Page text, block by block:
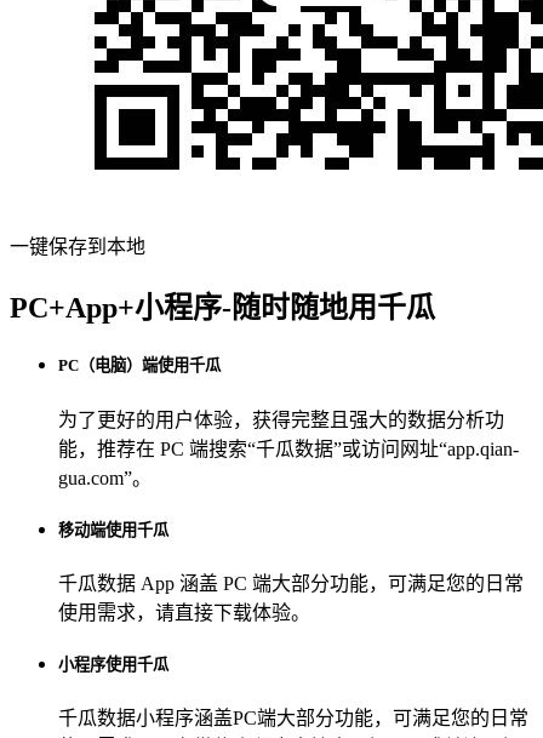
一键保存到本地
PC+App+小程序-随时随地用千瓜
PC（电脑）端使用千瓜
为了更好的用户体验，获得完整且强大的数据分析功
能，推荐在 PC 端搜索“千瓜数据”或访问网址“app.qian-
gua.com”。
移动端使用千瓜
千瓜数据 App 涵盖 PC 端大部分功能，可满足您的日常
使用需求，请直接下载体验。
小程序使用千瓜
千瓜数据小程序涵盖PC端大部分功能，可满足您的日常